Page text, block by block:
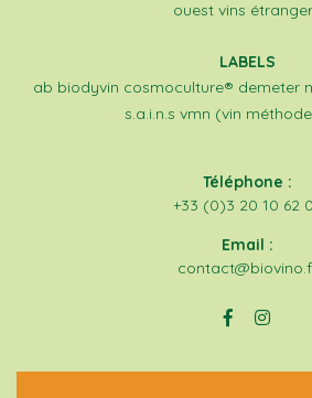
ouest vins
LABELS
ab biodyvin cosmoculture® demeter
s.a.i.n.s vmn (vin
Téléphone :
+33 (0)3 20 10 62
Email :